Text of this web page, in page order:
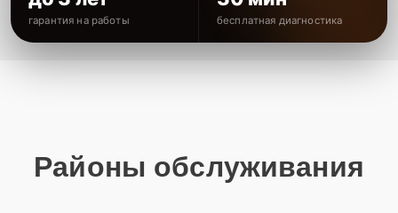
гарантия на работы бесплатная диагностика
Районы обслуживания